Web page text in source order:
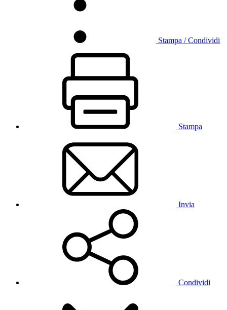
Stampa / Condividi
Stampa
Invia
Condividi